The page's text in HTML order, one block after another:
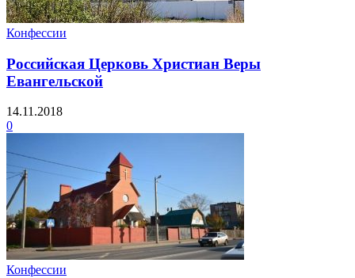
Конфессии
Российская Церковь Христиан Веры
Евангельской
14.11.2018
0
Конфессии